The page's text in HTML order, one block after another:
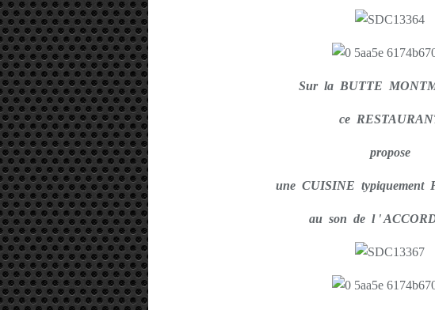
Sur la BUTTE
ce
propose
une CUISINE typiquement
au son de l '